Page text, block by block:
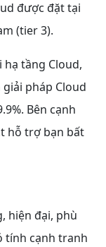
được đặt tại
(tier 3).
tầng Cloud,
pháp Cloud
Bên cạnh
hỗ trợ bạn bất
hiện đại, phù
tính cạnh tranh